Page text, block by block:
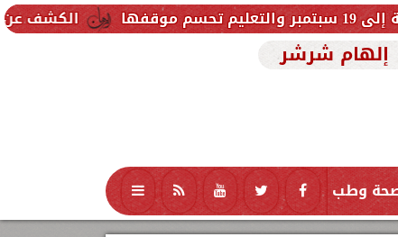
الكشف عن شروط الزمالك
إلهام شرشر
وطب تكنولوجيا منوعات محافظات